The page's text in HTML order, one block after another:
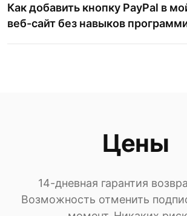
Как добавить кнопку PayPal в
веб-сайт без навыков
Цены
14-дневная гарантия
Возможность отменить